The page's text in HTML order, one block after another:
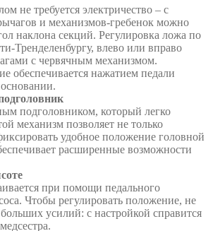
не требуется электричество – с
и механизмов-гребенок можно
наклона секций. Регулировка ложа по
Тренделенбургу, влево или вправо
с червячным механизмом.
обеспечивается нажатием педали
подголовником, который легко
механизм позволяет не только
удобное положение головной
расширенные возможности
при помощи педального
Чтобы регулировать положение, не
усилий: с настройкой справится